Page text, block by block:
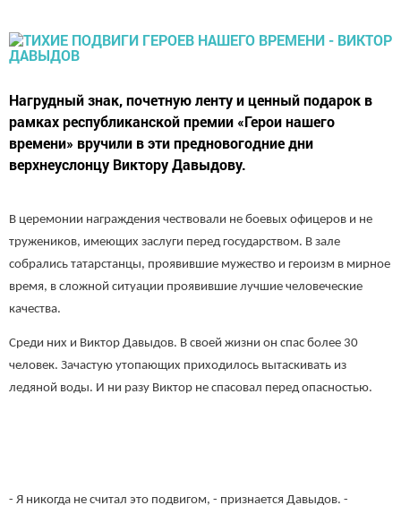
Нагрудный знак, почетную ленту и ценный подарок в
рамках республиканской премии «Герои нашего
времени» вручили в эти предновогодние дни
верхнеуслонцу Виктору Давыдову.
В церемонии награждения чествовали не боевых офицеров и не
тружеников, имеющих заслуги перед государством. В зале
собрались татарстанцы, проявившие мужество и героизм в мирное
время, в сложной ситуации проявившие лучшие человеческие
качества.
Среди них и Виктор Давыдов. В своей жизни он спас более 30
человек. Зачастую утопающих приходилось вытаскивать из
ледяной воды. И ни разу Виктор не спасовал перед опасностью.
- Я никогда не считал это подвигом, - признается Давыдов. -